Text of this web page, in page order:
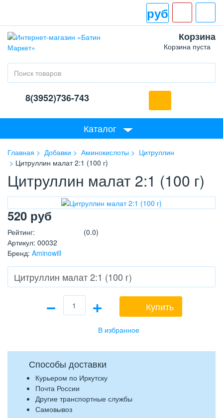
руб
Корзина
Корзина пуста
8(3952)736-743
Каталог
Главная Добавки Аминокислоты
Цитруллин
Цитруллин малат 2:1 (100 г)
Цитруллин малат 2:1 (100 г)
520 руб
Рейтинг:
(0.0)
Артикул: 00032
Бренд: Aminowill
− + Купить
Способы доставки
Курьером по Иркутску
Почта России
Другие транспортные службы
Самовывоз